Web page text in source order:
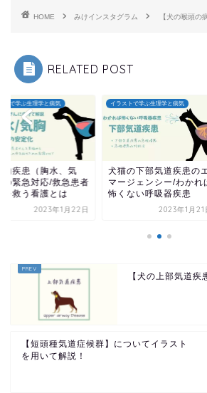
HOME みけインスタグラム 【犬の喉頭の
RELATED POST
トで学ぶ生理学と病気
内疾患（胸水、気
の緊急対応/救急患者
を救う看護とは
2023年1月22日
イラストで学ぶ生理学と病気
犬猫の下部気道疾患の
マージェンシー/わかれ
怖くない呼吸器疾患
2023年1月21
【犬の上部気道疾
【短頭種気道症候群】についてイラスト
を用いて解説！